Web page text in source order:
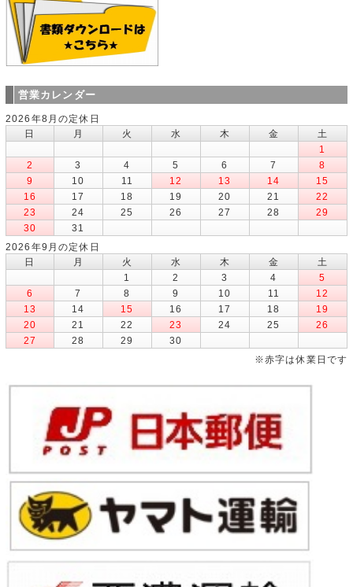
営業カレンダー
2026年8月の定休日
日
月 火 水 木 金
土
1
2
3 4 5 6 7
8
9
10 11 12 13 14
15
16
17 18 19 20 21
22
23
24 25 26 27 28
29
30
31
2026年9月の定休日
日
月 火 水 木 金
土
1
2 3 4
5
6
7 8 9 10 11
12
13
14 15 16 17 18
19
20
21 22 23 24 25
26
27
28 29
30
※赤字は休業日です